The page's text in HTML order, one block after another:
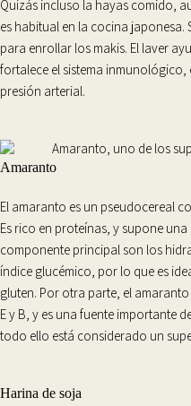
Quizás incluso la hayas comido,
es habitual en la cocina japonesa.
para enrollar los makis. El laver
fortalece el sistema
presión arterial.
Amaranto
El amaranto es un pseudocereal
Es rico en proteínas , y supone
componente principal son los
índice glucémico, por lo que es
gluten. Por otra parte, el
E y B, y es una fuente importante
todo ello está considerado un
Harina de soja